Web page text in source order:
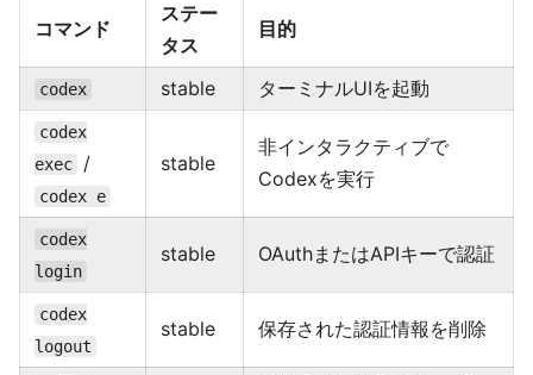
コマンド
ステー
タス
目的
codex stable ターミナルUIを起動
codex
exec
/
codex e
stable
非インタラクティブで
Codexを実行
codex
login
stable OAuthまたはAPIキーで認証
codex
logout
stable 保存された認証情報を削除